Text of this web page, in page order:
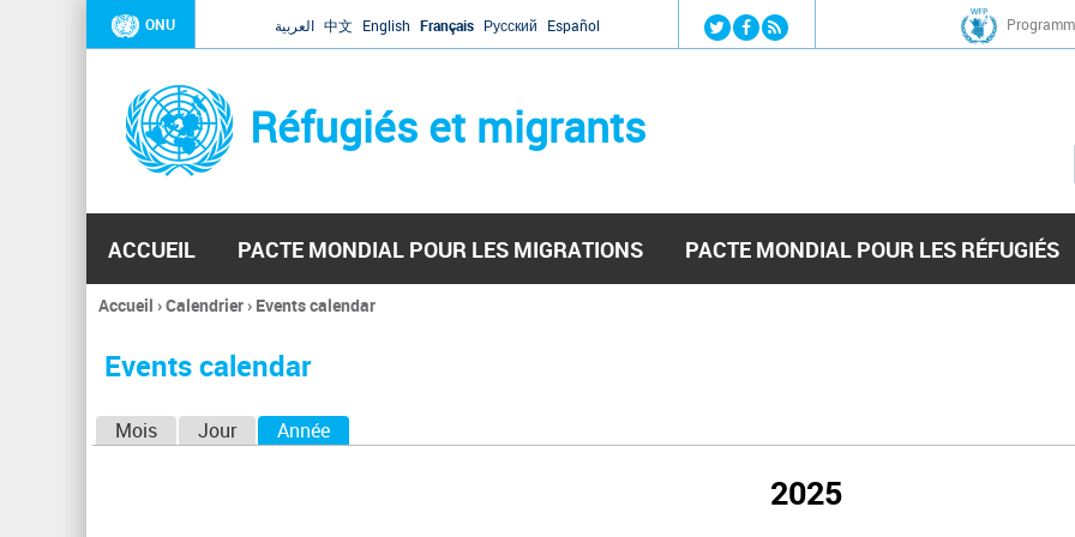
Jump to navigation
ONU العربية 中文 English Français Русский Español
Réfugiés et migrants
ACCUEIL PACTE MONDIAL POUR LES MIGRATIONS PACTE MONDIAL POUR LES RÉFUGIÉS
Vous
ici
Accueil ›Calendrier› Events calendar
Events calendar
Mois Jour Année
2025